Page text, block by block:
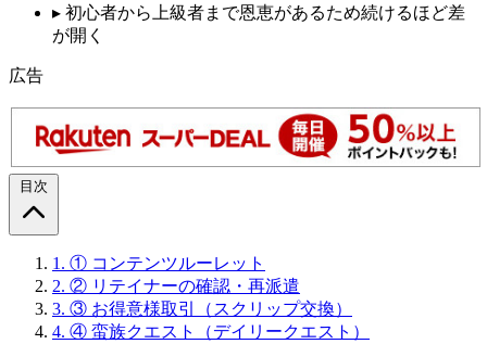
▸ 初心者から上級者まで恩恵があるため続けるほど差
が開く
広告
目次
1. ① コンテンツルーレット
2. ② リテイナーの確認・再派遣
3. ③ お得意様取引（スクリップ交換）
4. ④ 蛮族クエスト（デイリークエスト）